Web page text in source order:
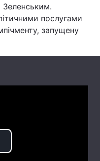
послугами
запущену